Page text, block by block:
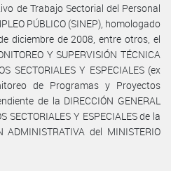
de Trabajo Sectorial del Personal
PÚBLICO (SINEP), homologado
diciembre de 2008, entre otros, el
Y SUPERVISIÓN TÉCNICA
SECTORIALES Y ESPECIALES (ex
de Programas y Proyectos
de la DIRECCIÓN GENERAL
SECTORIALES Y ESPECIALES de la
ADMINISTRATIVA del MINISTERIO